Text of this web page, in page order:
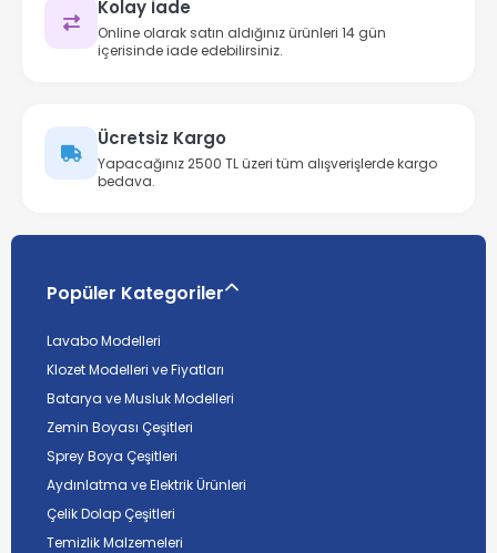
Kolay İade
Online olarak satın aldığınız ürünleri 14 gün
içerisinde iade edebilirsiniz.
Ücretsiz Kargo
Yapacağınız 2500 TL üzeri tüm alışverişlerde kargo
bedava.
Popüler Kategoriler
Lavabo Modelleri
Klozet Modelleri ve Fiyatları
Batarya ve Musluk Modelleri
Zemin Boyası Çeşitleri
Sprey Boya Çeşitleri
Aydınlatma ve Elektrik Ürünleri
Çelik Dolap Çeşitleri
Temizlik Malzemeleri